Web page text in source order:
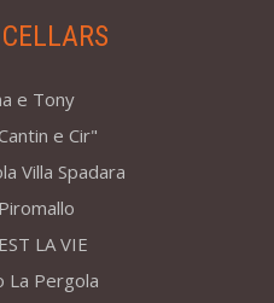
e Tony
e Cir"
Villa Spadara
LA VIE
La Pergola